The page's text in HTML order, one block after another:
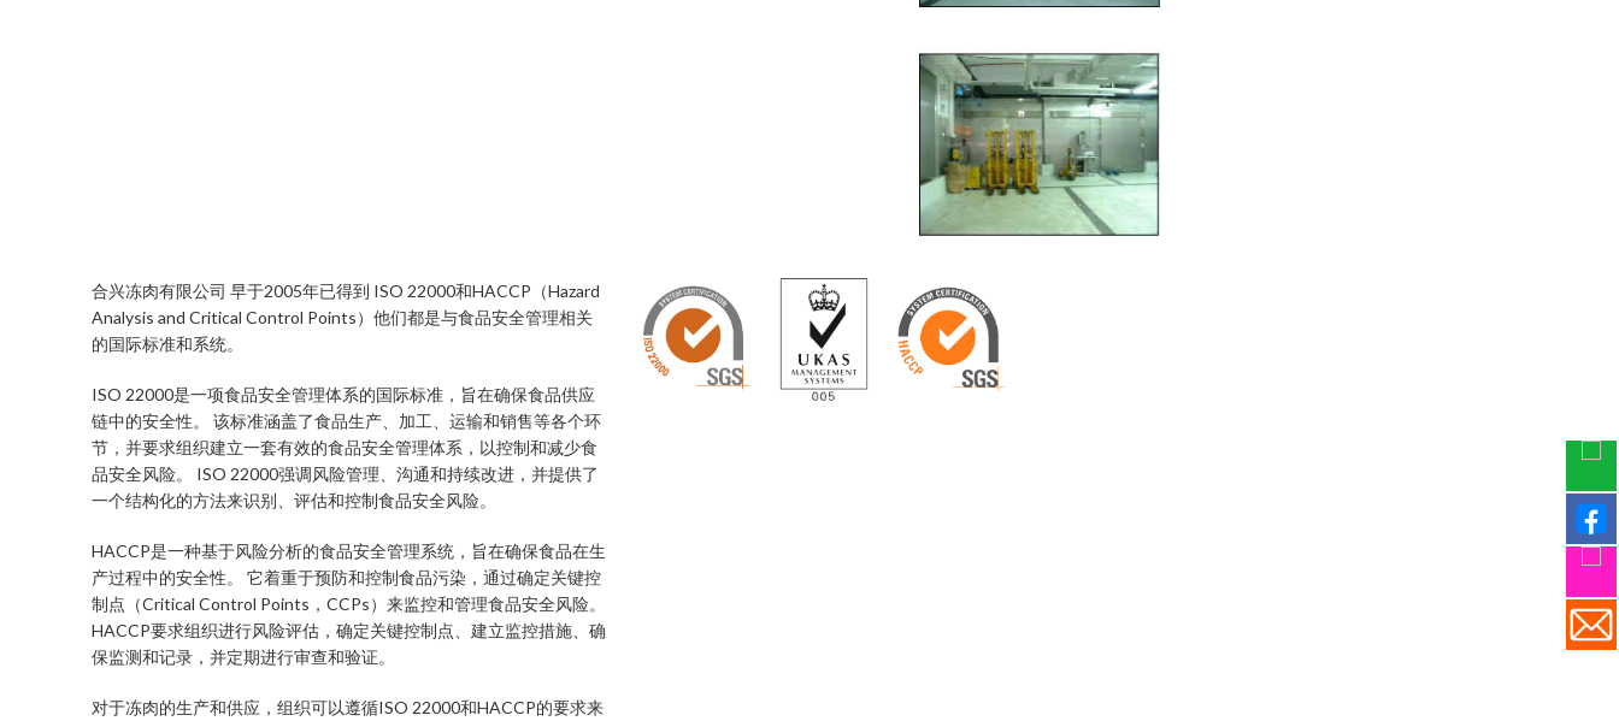
合兴冻肉有限公司 早于2005年已得到 ISO 22000和HACCP（Hazard
Analysis and Critical Control Points）他们都是与食品安全管理相关
的国际标准和系统。
ISO 22000是一项食品安全管理体系的国际标准，旨在确保食品供应
链中的安全性。 该标准涵盖了食品生产、加工、运输和销售等各个环
节，并要求组织建立一套有效的食品安全管理体系，以控制和减少食
品安全风险。 ISO 22000强调风险管理、沟通和持续改进，并提供了
一个结构化的方法来识别、评估和控制食品安全风险。
HACCP是一种基于风险分析的食品安全管理系统，旨在确保食品在生
产过程中的安全性。 它着重于预防和控制食品污染，通过确定关键控
制点（Critical Control Points，CCPs）来监控和管理食品安全风险。
HACCP要求组织进行风险评估，确定关键控制点、建立监控措施、确
保监测和记录，并定期进行审查和验证。
对于冻肉的生产和供应，组织可以遵循ISO 22000和HACCP的要求来